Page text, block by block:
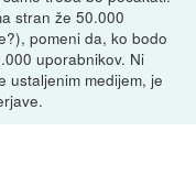
stran že 50.000
pomeni da, ko bodo
uporabnikov. Ni
ustaljenim medijem, je